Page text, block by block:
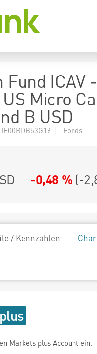
Fund ICAV -
Micro
B USD
| Fonds
-0,48 % (-
/ Kennzahlen
Markets plus Account ein.